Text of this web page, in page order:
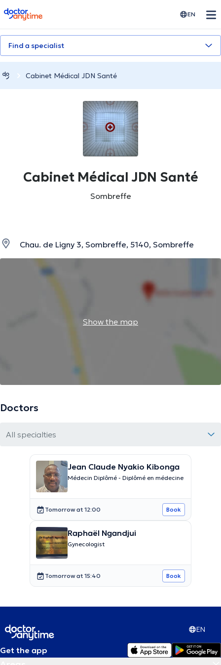
doctoranytime EN
Find a specialist
Cabinet Médical JDN Santé
Cabinet Médical JDN Santé
Sombreffe
Chau. de Ligny 3, Sombreffe, 5140, Sombreffe
Show the map
Doctors
All specialties
Jean Claude Nyakio Kibonga
Médecin Diplômé - Diplômé en médecine
Tomorrow at 12:00 Book
Raphaël Ngandjui
Gynecologist
Tomorrow at 15:40 Book
EN
Get the app